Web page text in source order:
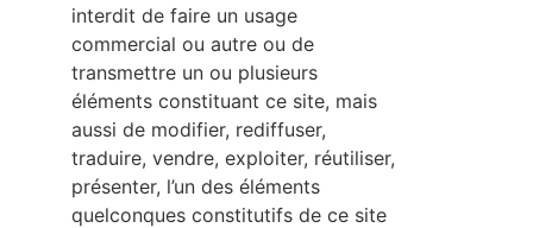
interdit de faire un usage
commercial ou autre ou de
transmettre un ou plusieurs
éléments constituant ce site, mais
aussi de modifier, rediffuser,
traduire, vendre, exploiter, réutiliser,
présenter, l’un des éléments
quelconques constitutifs de ce site